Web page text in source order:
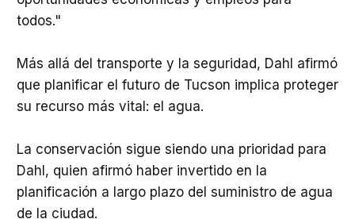
todos."
Más allá del transporte y la seguridad, Dahl afirmó
que planificar el futuro de Tucson implica proteger
su recurso más vital: el agua.
La conservación sigue siendo una prioridad para
Dahl, quien afirmó haber invertido en la
planificación a largo plazo del suministro de agua
de la ciudad.